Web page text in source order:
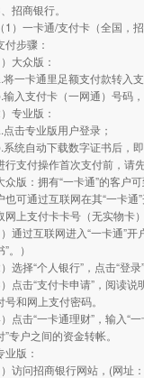
招商银行。
（1）一卡通/支付卡（全国，
付步骤：
大众版：
将一卡通里足额支付款转入
输入支付卡（一网通）号码
专业版：
点击专业版用户登录；
系统自动下载数字证书后，
行支付操作首次支付前，请
众版：拥有“一卡通”的客户
也可通过互联网在其“一卡
网上支付卡卡号（无实物卡
通过互联网进入“一卡通”
”。）
选择“个人银行”，点击“登录
点击“支付卡申请”，阅读
号和网上支付密码。
点击“一卡通理财”，输入“
”专户之间的资金转帐。
业版：
访问招商银行网站，(网址